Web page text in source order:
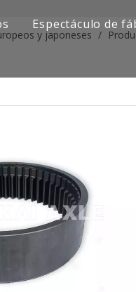
de camiones SAIC-lveco
camiones FAW Jiefang
de camiones Dongfeng
camiones europea y
de repuesto para
Espectáculo de
y japoneses /